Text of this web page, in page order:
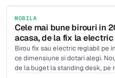
MOBILA
Cele mai bune birouri in
acasa, de la fix la
Birou fix sau electric reglabil pe
ce dimensiune si dotari alegi.
de la buget la standing desk, pe